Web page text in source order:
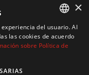
ENGLISH
SPANISH
×
del usuario. Al
las cookies de acuerdo
sobre Política de